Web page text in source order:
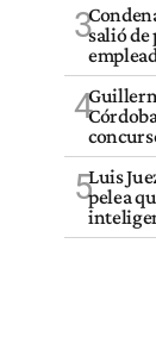
3salió
4
5Luis
pelea